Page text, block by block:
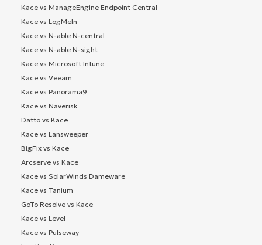
Kace vs ManageEngine Endpoint Central
Kace vs LogMeIn
Kace vs N-able N-central
Kace vs N-able N-sight
Kace vs Microsoft Intune
Kace vs Veeam
Kace vs Panorama9
Kace vs Naverisk
Datto vs Kace
Kace vs Lansweeper
BigFix vs Kace
Arcserve vs Kace
Kace vs SolarWinds Dameware
Kace vs Tanium
GoTo Resolve vs Kace
Kace vs Level
Kace vs Pulseway